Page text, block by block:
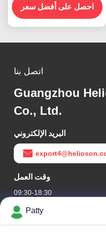
احصل على أفضل سعر
اتصل بنا
Guangzhou
Co., Ltd.
البريد الإلكتروني
وقت العمل
09:30-18:30
عنوانناPatty